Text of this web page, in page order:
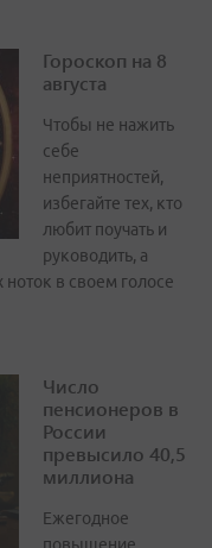
Гороскоп на 8
августа
Чтобы не нажить
себе
неприятностей,
избегайте тех, кто
любит поучать и
руководить, а
ноток в своем голосе
Число
пенсионеров в
России
превысило 40,5
миллиона
Ежегодное